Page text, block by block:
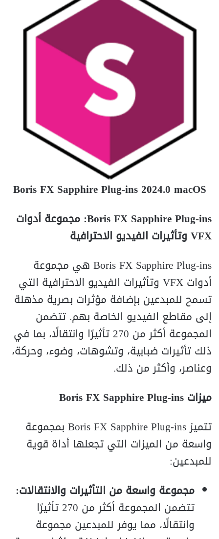
Boris FX Sapphire Plug-ins 2024.0 macOS
Boris FX Sapphire Plug-ins: مجموعة أدوات
VFX وتأثيرات الفيديو الاحترافية
Boris FX Sapphire Plug-ins هي مجموعة
أدوات VFX وتأثيرات الفيديو الاحترافية التي
تسمح للمبدعين بإضافة مؤثرات بصرية مذهلة
إلى مقاطع الفيديو الخاصة بهم. تتضمن
المجموعة أكثر من 270 تأثيرًا وانتقالًا، بما في
ذلك تأثيرات ضبابية، وتشوهات، وضوء، وحركة،
وعناصر، وأكثر من ذلك.
ميزات Boris FX Sapphire Plug-ins
تتميز Boris FX Sapphire Plug-ins بمجموعة
واسعة من الميزات التي تجعلها أداة قوية
للمبدعين:
مجموعة واسعة من التأثيرات والانتقالات:
تتضمن المجموعة أكثر من 270 تأثيرًا
وانتقالًا، مما يوفر للمبدعين مجموعة